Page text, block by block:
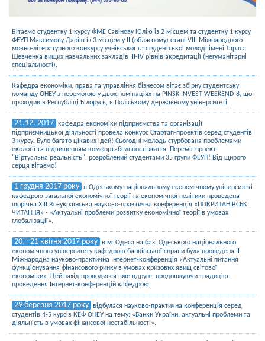
Вітаємо студентку 1 курсу ФМЕ Савінову Юлію із 2 місцем та студентку 1 курсу
ФЕУП Максимову Дарію із 3 місцем у ІІ (обласному) етапі VIII Міжнародного
мовно-літературного конкурсу учнівської та студентської молоді імені Тараса
Шевченка вищих навчальних закладів ІІІ-IV рівнів акредитації (негуманітарні
спеціальності).
Кафедра економіки, права та управління бізнесом вітає збірну студентську
команду ОНЕУ з перемогою у двох номінаціях на PINSK INVEST WEEKEND-8, що
проходив в Республіці Білорусь, в Поліському державному університеті.
21.12. 2017 кафедра економіки підприємства та організації
підприємницької діяльності провела конкурс Стартап-проектів серед студентів
3 курсу. Було багато цікавих ідей! Сьогодні молодь стурбована проблемами
екології та підвищенням комфортабельності життя. Переміг проект
"Віртуальна реальність", розроблений студентами 35 групи ФЕУП! Від щирого
серця вітаємо!
1 грудня 2017 року в Одеському національному економічному університеті
кафедрою загальної економічної теорії та економічної політики проведена
щорічна ХІІІ Всеукраїнська науково-практична конференція «ПОКРИТАНІВСЬКІ
ЧИТАННЯ» - «Актуальні проблеми розвитку економічної теорії в умовах
глобалізації».
20 – 21 квітня 2017 року в м. Одеса на базі Одеського національного
економічного університету кафедрою банківської справи була проведена ІІ
Міжнародна науково-практична Інтернет-конференція «Актуальні питання
функціонування фінансового ринку в умовах кризових явищ світової
економіки». Цей захід проводився вже вдруге, продовжуючи традицію
проведення Інтернет-конференцій кафедрою.
29 березня 2017 року відбулася науково-практична конференція серед
студентів 4-5 курсів КЕФ ОНЕУ на тему: «Банки України: актуальні проблеми та
діяльність в умовах фінансової нестабільності».